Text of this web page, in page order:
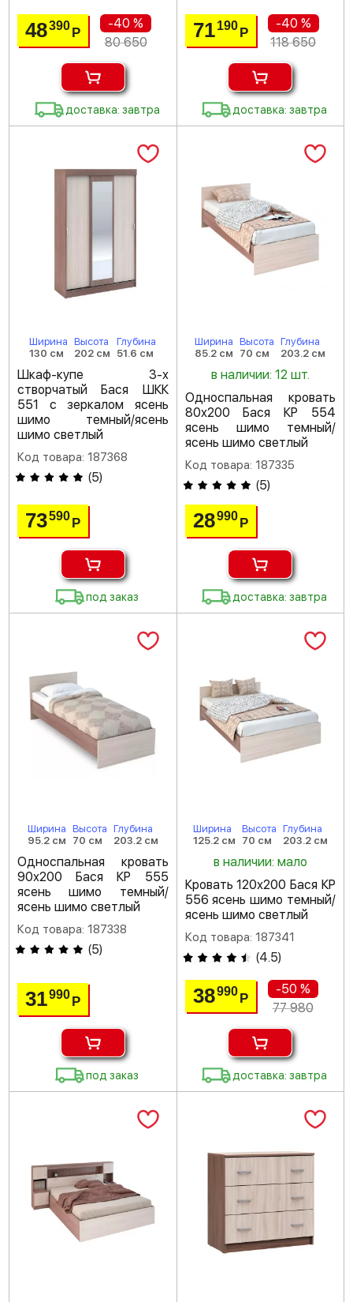
48390Р
-40 %
80 650
доставка: завтра
71 190 Р
-40 %
118 650
доставка: завтра
Ширина
130 см
Высота
202 см
Глубина
51.6 см
Шкаф-купе 3-х
створчатый Бася ШКК
551 с зеркалом ясень
шимо темный/ясень
шимо светлый
Код товара: 187368
(5)
73590Р
под заказ
Ширина
85.2 см
Высота
70 см
Глубина
203.2 см
в наличии: 12 шт.
Односпальная кровать
80х200 Бася КР 554
ясень шимо темный/
ясень шимо светлый
Код товара: 187335
(5)
28990 Р
доставка: завтра
Ширина
95.2 см
Высота
70 см
Глубина
203.2 см
Односпальная кровать
90х200 Бася КР 555
ясень шимо темный/
ясень шимо светлый
Код товара: 187338
(5)
31990Р
под заказ
Ширина
125.2 см
Высота
70 см
Глубина
203.2 см
в наличии: мало
Кровать 120х200 Бася КР
556 ясень шимо темный/
ясень шимо светлый
Код товара: 187341
(4.5)
38990 Р
-50 %
77 980
доставка: завтра